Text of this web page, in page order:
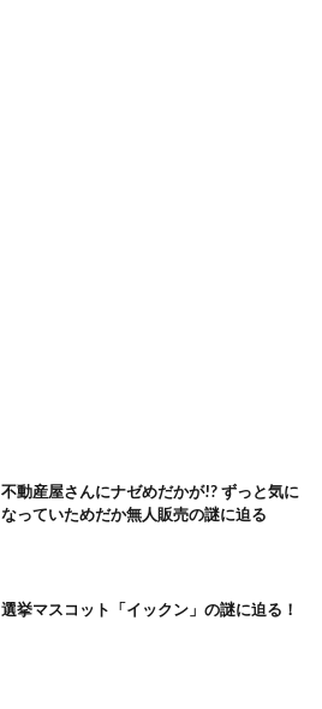
不動産屋さんにナゼめだかが!? ずっと気に
なっていためだか無人販売の謎に迫る
選挙マスコット「イックン」の謎に迫る！